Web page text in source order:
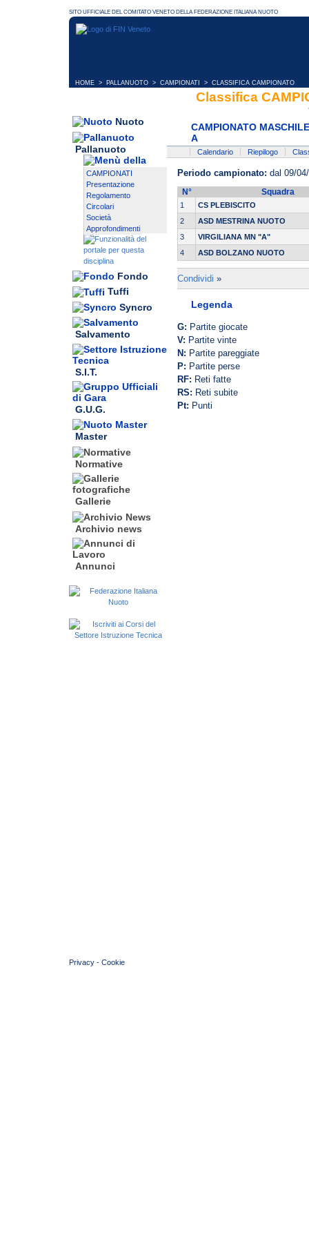
HOME > PALLANUOTO > CAMPIONATI > CLASSIFICA CAMPIONATO
Nuoto
Pallanuoto
CAMPIONATI
Presentazione
Regolamento
Circolari
Società
Approfondimenti
Fondo
Tuffi
Syncro
Salvamento
S.I.T.
G.U.G.
Master
Normative
Gallerie
Archivio news
Annunci
Classifica
CAMPIONATO
A
Calendario Riepilogo
Periodo campionato: dal 09/
N° Squadra
1
CS PLEBISCITO
2
ASD MESTRINA NUOTO
3
VIRGILIANA MN "A"
4
ASD BOLZANO NUOTO
Condividi »
Legenda
G: Partite giocate
V: Partite vinte
N: Partite pareggiate
P: Partite perse
RF: Reti fatte
RS: Reti subite
Pt: Punti
Privacy - Cookie